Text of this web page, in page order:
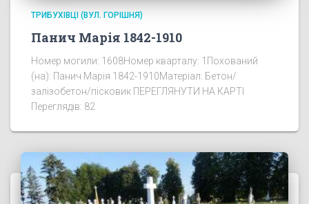
ТРИБУХІВЦІ (ВУЛ. ГОРІШНЯ)
Панич Марія 1842-1910
Номер могили: 1608Номер кварталу: 1Похований
(на): Панич Марія 1842-1910Матеріал: Бетон/
залізобетон/пісковик ПЕРЕГЛЯНУТИ НА КАРТІ
Переглядів: 82